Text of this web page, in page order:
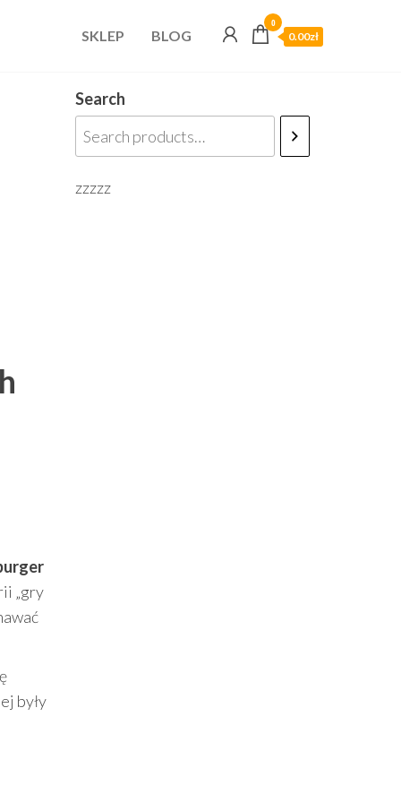
SKLEP BLOG
0
0.00zł
„gry
były
Search
zzzzz